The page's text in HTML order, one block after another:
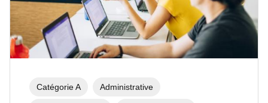
Catégorie A Administrative